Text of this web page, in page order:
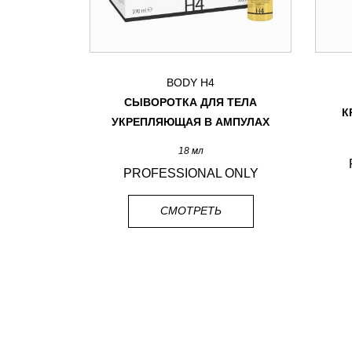
BODY H4
СЫВОРОТКА ДЛЯ ТЕЛА
УКРЕПЛЯЮЩАЯ В АМПУЛАХ
18 мл
PROFESSIONAL ONLY
СМОТРЕТЬ